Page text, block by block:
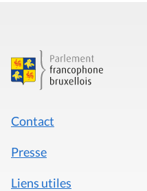
Contact
Presse
Liens utiles